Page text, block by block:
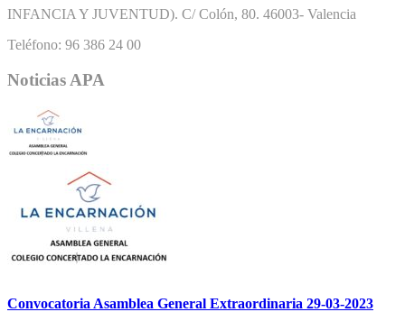
INFANCIA Y JUVENTUD). C/ Colón, 80. 46003- Valencia
Teléfono: 96 386 24 00
Noticias APA
Convocatoria Asamblea General Extraordinaria 29-03-2023